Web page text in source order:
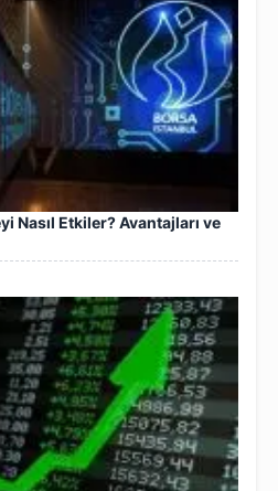
Nasıl Etkiler? Avantajları ve